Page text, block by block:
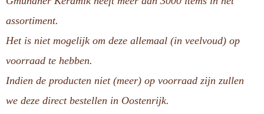
assortiment.
Het is niet mogelijk om deze allemaal (in veelvoud) op
voorraad te hebben.
Indien de producten niet (meer) op voorraad zijn zullen
we deze direct bestellen in Oostenrijk.